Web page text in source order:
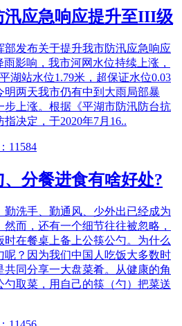
汛应急响应提升至III级
部发布关于提升我市防汛应急响应
影响，我市河网水位持续上涨，
湖站水位1.79米，超保证水位0.03
明两天我市仍有中到大雨局部暴
步上涨。根据《平湖市防汛防台抗
决定，于2020年7月16..
11584
分餐进食有啥好处?
勤洗手、勤通风、少外出已经成为
而，还有一个细节往往被忽略，
时在餐桌上备上公筷公勺。为什么
呢？因为我们中国人吃饭大多数时
共同分享一大盘菜肴。从健康的角
勺取菜，用自己的筷（勺）把菜送